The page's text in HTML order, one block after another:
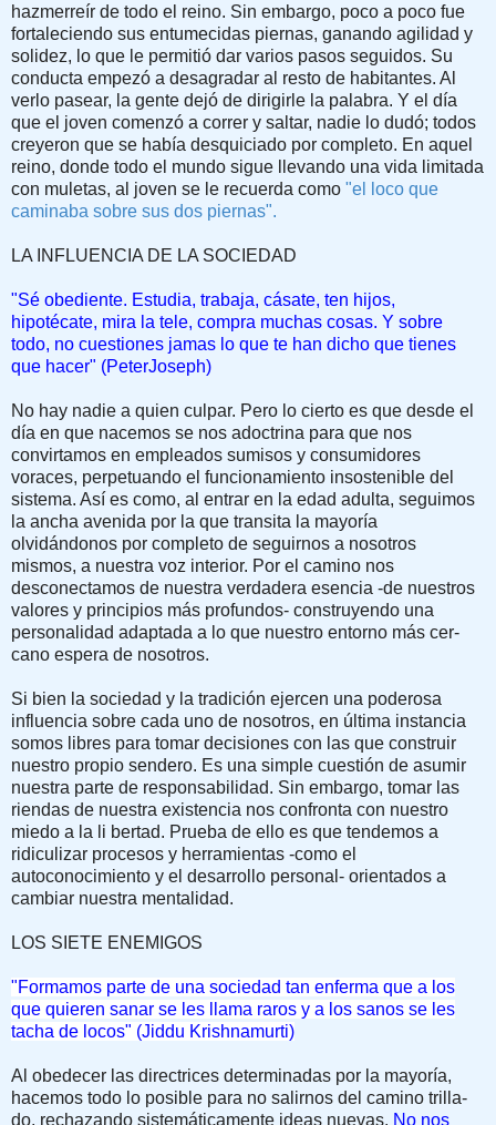
hazmerreír de todo el reino. Sin embargo, poco a poco fue
fortaleciendo sus entumecidas pier­nas, ganando agilidad y
solidez, lo que le permitió dar varios pasos seguidos. Su
conducta empezó a desagradar al resto de habitantes. Al
verlo pasear, la gente dejó de dirigirle la palabra. Y el día
que el joven comenzó a correr y saltar, nadie lo dudó; todos
creyeron que se había des­quiciado por completo. En aquel
reino, donde todo el mundo sigue llevando una vida limitada
con muletas, al joven se le recuerda como "el loco que
caminaba sobre sus dos piernas".
LA INFLUENCIA DE LA SOCIEDAD
"Sé obediente. Estudia, trabaja, cásate, ten hijos,
hipotécate, mira la tele, compra muchas cosas. Y sobre
todo, no cuestiones jamas lo que te han dicho que tienes
que hacer" (PeterJoseph)
No hay nadie a quien culpar. Pero lo cier­to es que desde el
día en que nacemos se nos adoctrina para que nos
convirtamos en empleados sumisos y consumidores
voraces, perpetuando el funcionamien­to insostenible del
sistema. Así es como, al entrar en la edad adulta, seguimos
la ancha avenida por la que tran­sita la mayoría
olvidándonos por completo de seguirnos a nosotros
mismos, a nuestra voz interior. Por el camino nos
desconectamos de nuestra verdadera esencia -de nuestros
valores y principios más profundos- construyendo una
personalidad adap­tada a lo que nuestro entorno más cer­
cano espera de nosotros.
Si bien la sociedad y la tradición ejer­cen una poderosa
influencia sobre cada uno de nosotros, en última instancia
so­mos libres para tomar decisiones con las que construir
nuestro propio sendero. Es una simple cuestión de asumir
nuestra parte de responsabilidad. Sin embargo, tomar las
riendas de nuestra existencia nos confronta con nuestro
miedo a la li bertad. Prueba de ello es que tendemos a
ridiculizar procesos y herramientas -como el
autoconocimiento y el desa­rrollo personal- orientados a
cambiar nuestra mentalidad.
LOS SIETE ENEMIGOS
"Formamos parte de una sociedad tan enferma que a los
que quieren sanar se les llama raros y a los sanos se les
tacha de locos" (Jiddu Krishnamurti)
Al obedecer las directrices determina­das por la mayoría,
hacemos todo lo po­sible para no salirnos del camino trilla­
do, rechazando sistemáticamente ideas nuevas. No nos